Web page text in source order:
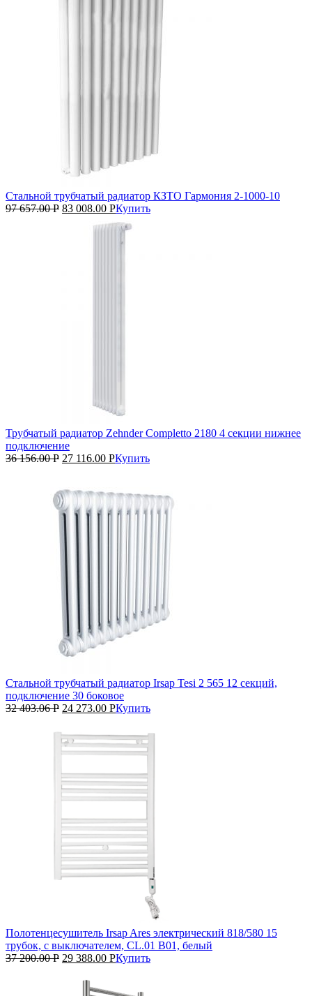
Стальной трубчатый радиатор КЗТО Гармония 2‑1000‑10
97 657.00Р 83 008.00 РКупить
Трубчатый радиатор Zehnder Completto 2180 4 секции нижнее
подключение
36 156.00Р 27 116.00 РКупить
Стальной трубчатый радиатор Irsap Tesi 2 565 12 секций,
подключение 30 боковое
32 403.06Р 24 273.00 РКупить
Полотенцесушитель Irsap Ares электрический 818/580 15
трубок, с выключателем, CL.01 B01, белый
37 200.00Р 29 388.00 РКупить